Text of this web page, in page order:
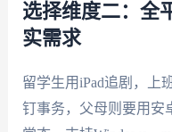
选择维度二：全
实需求
留学生用iPad追剧，上
钉事务，父母则要用